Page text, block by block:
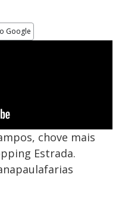
Google
chove mais
Estrada.